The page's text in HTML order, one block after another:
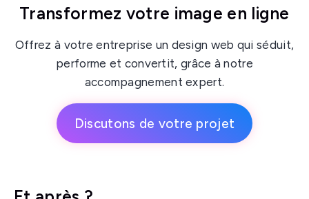
Transformez votre image en ligne
Offrez à votre entreprise un design web qui séduit,
performe et convertit, grâce à notre
accompagnement expert.
Discutons de votre projet